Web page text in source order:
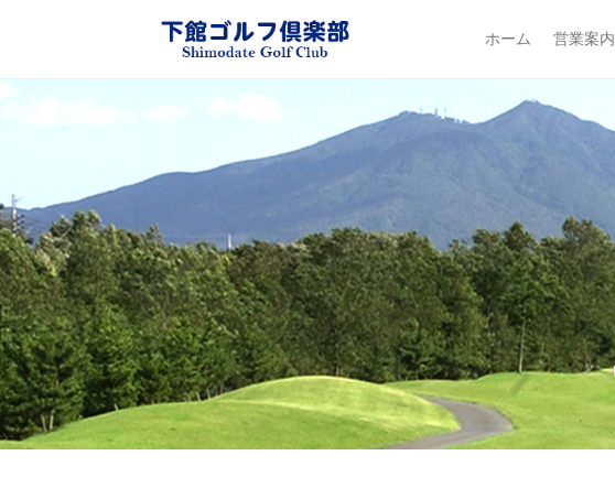
下館ゴルフ倶楽部
Primary Menu
Skip to content
ホーム 営業案内